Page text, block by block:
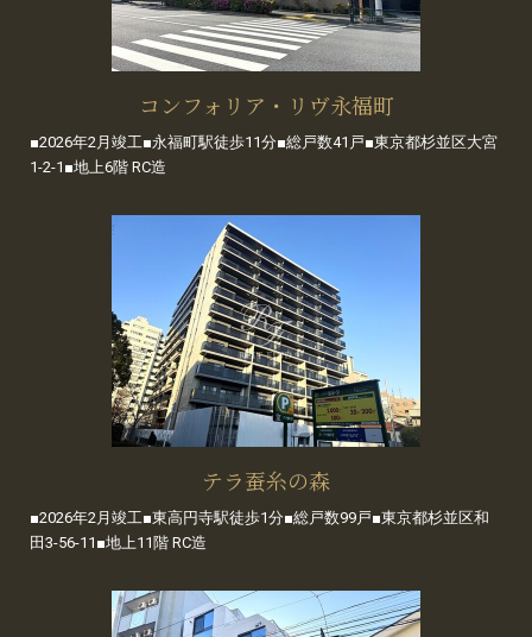
コンフォリア・リヴ永福町
■2026年2月竣工■永福町駅徒歩11分■総戸数41戸■東京都杉並区大宮
1-2-1■地上6階 RC造
テラ蚕糸の森
■2026年2月竣工■東高円寺駅徒歩1分■総戸数99戸■東京都杉並区和
田3-56-11■地上11階 RC造